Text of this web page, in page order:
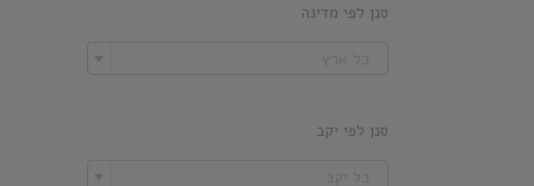
סנן לפי מדינה
סנן לפי יקב